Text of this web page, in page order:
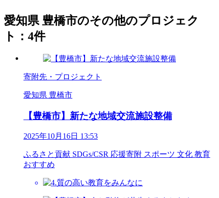
愛知県 豊橋市のその他のプロジェク
ト：4件
寄附先・プロジェクト
愛知県 豊橋市
【豊橋市】新たな地域交流施設整備
2025年10月16日 13:53
ふるさと貢献 SDGs/CSR 応援寄附 スポーツ 文化 教育
おすすめ